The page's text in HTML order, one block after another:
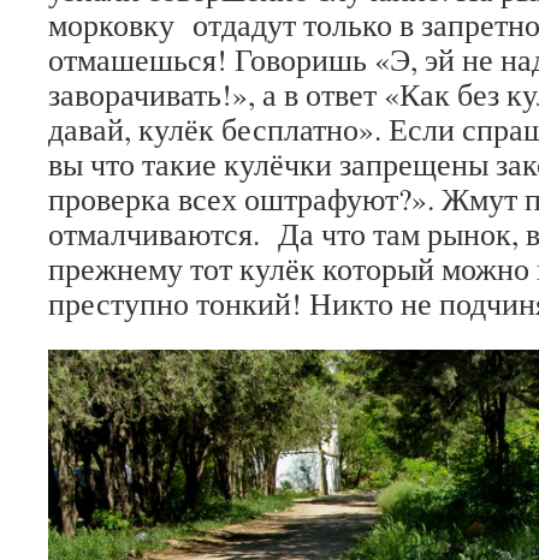
морковку отдадут только в
отмашешься! Говоришь «Э, эй не
заворачивать!», а в ответ «Как без
давай, кулёк бесплатно». Если
вы что такие кулёчки запрещены
проверка всех оштрафуют?». Жмут
отмалчиваются. Да что там рынок,
прежнему тот кулёк который можно
преступно тонкий! Никто не